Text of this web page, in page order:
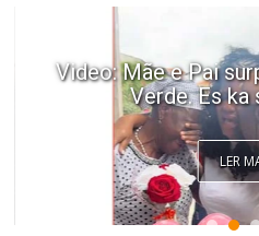
Video: Mãe e Pai
Verde. Es ka
LER